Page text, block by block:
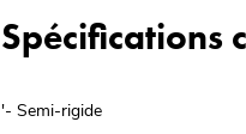
Spécifications
'- Semi-rigide